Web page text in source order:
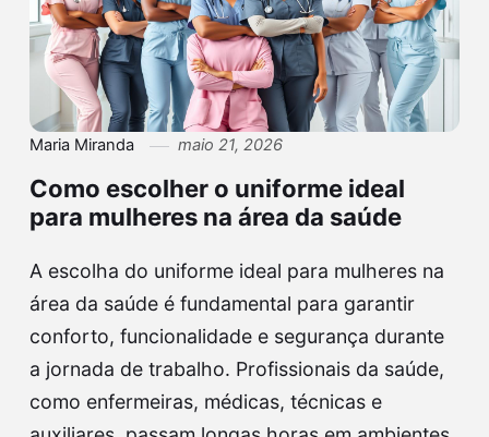
Maria Miranda maio 21, 2026
Como escolher o uniforme ideal
para mulheres na área da saúde
A escolha do uniforme ideal para mulheres na
área da saúde é fundamental para garantir
conforto, funcionalidade e segurança durante
a jornada de trabalho. Profissionais da saúde,
como enfermeiras, médicas, técnicas e